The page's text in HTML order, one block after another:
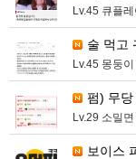
Lv.45 큐플레
술 먹고
Lv.45 몽둥이
펌) 무
Lv.29 소밀면
보이스